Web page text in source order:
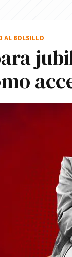
AL BOLSILLO